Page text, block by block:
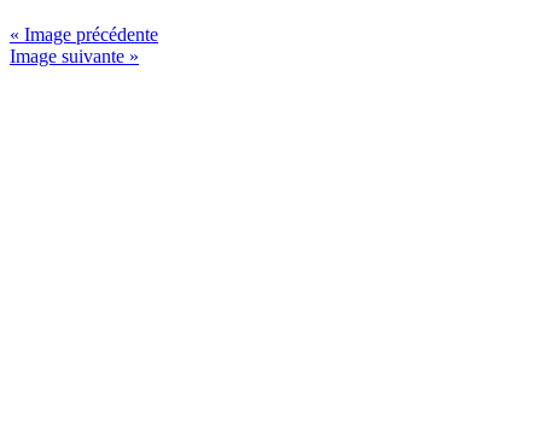
« Image précédente
Image suivante »